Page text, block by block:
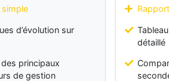
simple
d’évolution sur
principaux
de gestion
détaillé